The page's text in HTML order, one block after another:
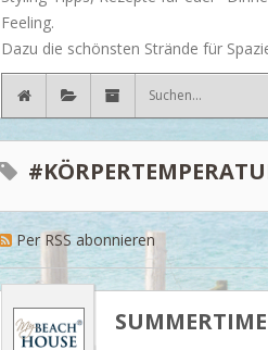
Feeling.
Dazu die schönsten Strände für
Per RSS abonnieren